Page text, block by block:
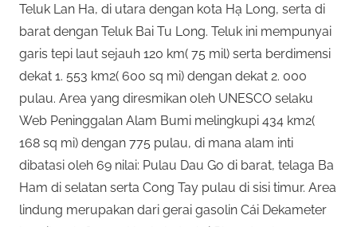
Teluk Lan Ha, di utara dengan kota Hạ Long, serta di
barat dengan Teluk Bai Tu Long. Teluk ini mempunyai
garis tepi laut sejauh 120 km( 75 mil) serta berdimensi
dekat 1. 553 km2( 600 sq mi) dengan dekat 2. 000
pulau. Area yang diresmikan oleh UNESCO selaku
Web Peninggalan Alam Bumi melingkupi 434 km2(
168 sq mi) dengan 775 pulau, di mana alam inti
dibatasi oleh 69 nilai: Pulau Dau Go di barat, telaga Ba
Ham di selatan serta Cong Tay pulau di sisi timur. Area
lindung merupakan dari gerai gasolin Cái Dekameter